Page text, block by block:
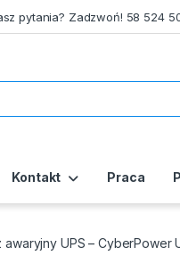
pytania? Zadzwoń! 58 524
Kontakt Praca
awaryjny UPS – CyberPower